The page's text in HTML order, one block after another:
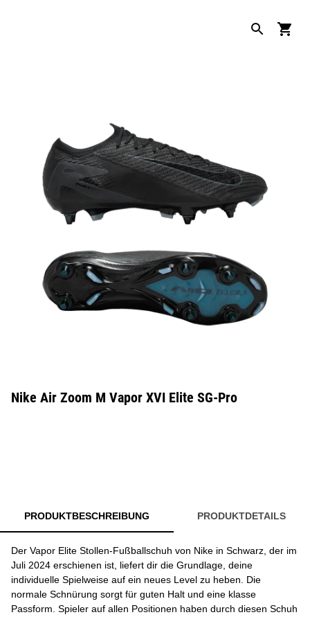
Nike Air Zoom M Vapor XVI Elite SG-Pro
PRODUKTBESCHREIBUNG PRODUKTDETAILS
Der Vapor Elite Stollen-Fußballschuh von Nike in Schwarz, der im
Juli 2024 erschienen ist, liefert dir die Grundlage, deine
individuelle Spielweise auf ein neues Level zu heben. Die
normale Schnürung sorgt für guten Halt und eine klasse
Passform. Spieler auf allen Positionen haben durch diesen Schuh